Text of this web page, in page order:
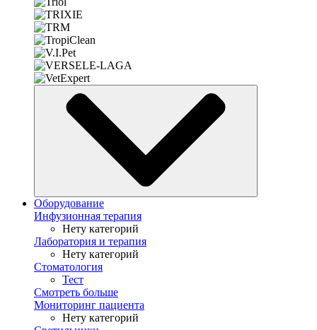
Оборудование
Инфузионная терапия
Нету категорий
Лаборатория и терапия
Нету категорий
Стоматология
Тест
Смотреть больше
Мониторинг пациента
Нету категорий